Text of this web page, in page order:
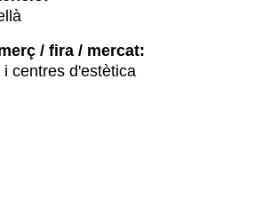
/ fira / mercat:
centres d'estètica